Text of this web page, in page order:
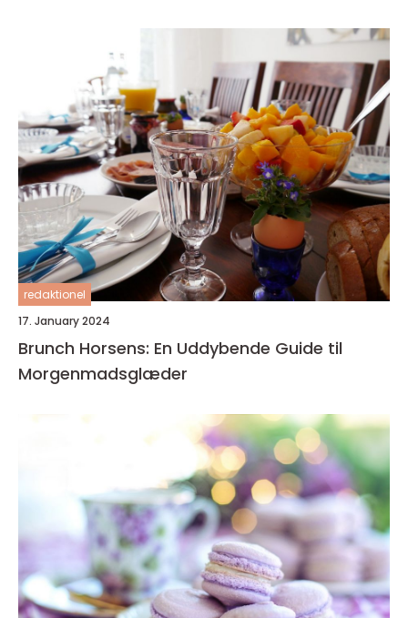
redaktionel
17. January 2024
Brunch Horsens: En Uddybende Guide til
Morgenmadsglæder